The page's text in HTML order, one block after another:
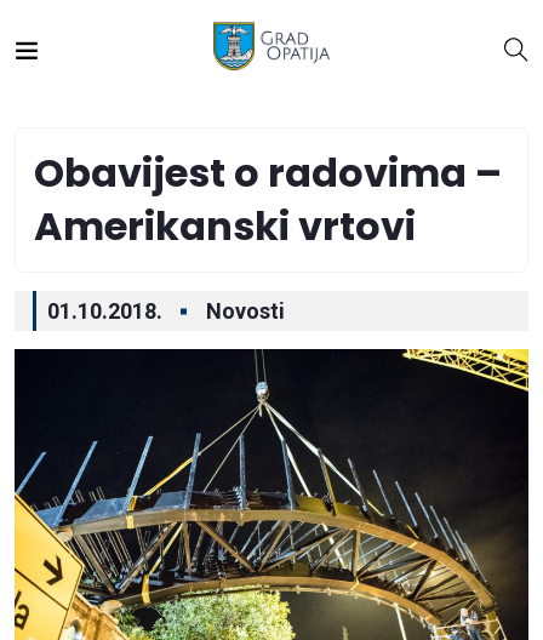
Obavijest o radovima –
Amerikanski vrtovi
01.10.2018. Novosti